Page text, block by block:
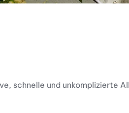
schnelle und unkomplizierte